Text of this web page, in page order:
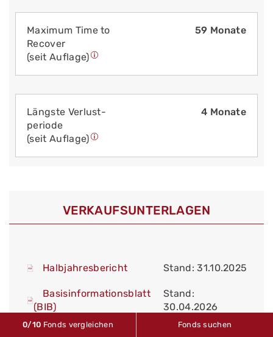
Maximum Time to
Recover
(seit Auflage)
59 Monate
Längste Verlust­
periode
(seit Auflage)
4 Monate
VERKAUFS­UNTERLAGEN
Halbjahresbericht Stand: 31.10.2025
Basisinformationsblatt
(BIB)
Stand:
30.04.2026
Vereinfachter
0/10 Fonds vergleichen Fonds suchen